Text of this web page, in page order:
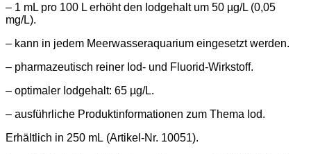
– 1 mL pro 100 L erhöht den Iodgehalt um 50 µg/L (0,05
mg/L).
– kann in jedem Meerwasseraquarium eingesetzt werden.
– pharmazeutisch reiner Iod- und Fluorid-Wirkstoff.
– optimaler Iodgehalt: 65 µg/L.
– ausführliche Produktinformationen zum Thema Iod.
Erhältlich in 250 mL (Artikel-Nr. 10051).